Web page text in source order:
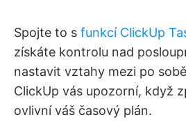
Spojte to s funkcí ClickUp
získáte kontrolu nad
nastavit vztahy mezi po
ClickUp vás upozorní, když
ovlivní váš časový plán.